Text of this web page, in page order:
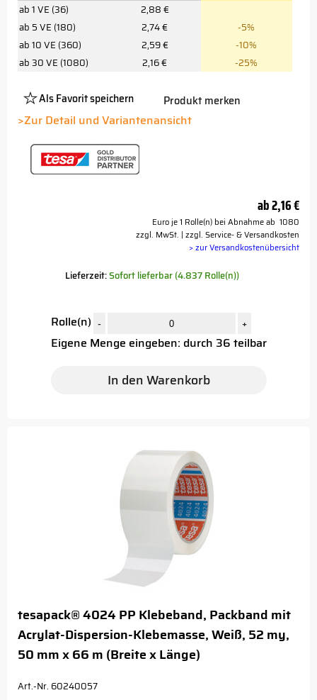
ab 1 VE (36)
2,88 €
ab 5 VE (180)
2,74 €
-5%
ab 10 VE (360)
2,59 €
-10%
ab 30 VE (1080)
2,16 € -25%
Als Favorit speichern
Platzhalter
Button
Produkt merken
>Zur Detail und Variantenansicht
ab2,16 €
Euro je 1 Rolle(n) bei Abnahme ab 1080
zzgl. MwSt. | zzgl. Service- & Versandkosten
> zur Versandkostenübersicht
Lieferzeit:Sofort lieferbar (4.837 Rolle(n))
Rolle(n) - +
Eigene Menge eingeben: durch 36 teilbar
In den Warenkorb
tesapack® 4024 PP Klebeband, Packband mit
Acrylat-Dispersion-Klebemasse, Weiß, 52 my,
50 mm x 66 m (Breite x Länge)
Art.-Nr. 60240057